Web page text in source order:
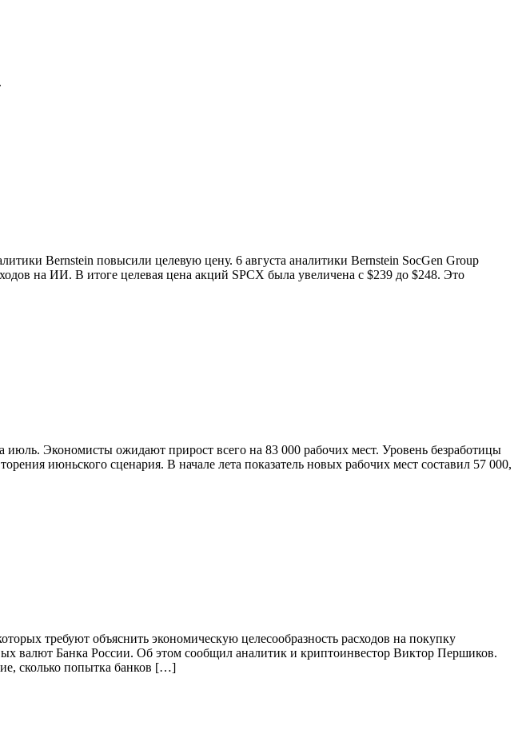
Bernstein повысили целевую цену. 6 августа аналитики Bernstein SocGen Group
на ИИ. В итоге целевая цена акций SPCX была увеличена с $239 до $248. Это
Экономисты ожидают прирост всего на 83 000 рабочих мест. Уровень безработицы
июньского сценария. В начале лета показатель новых рабочих мест составил 57 000,
требуют объяснить экономическую целесообразность расходов на покупку
валют Банка России. Об этом сообщил аналитик и криптоинвестор Виктор Першиков.
сколько попытка банков […]